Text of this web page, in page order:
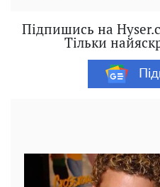
Підпишись на
Тільки